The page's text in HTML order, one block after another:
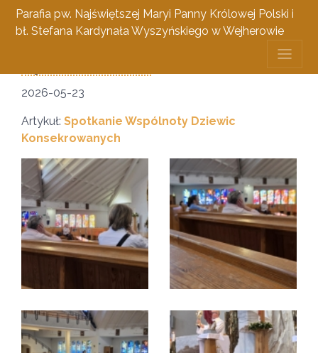
Parafia pw. Najświętszej Maryi Panny Królowej Polski i
bł. Stefana Kardynała Wyszyńskiego w Wejherowie
23 maja 2026
2026-05-23
Artykuł: Spotkanie Wspólnoty Dziewic
Konsekrowanych